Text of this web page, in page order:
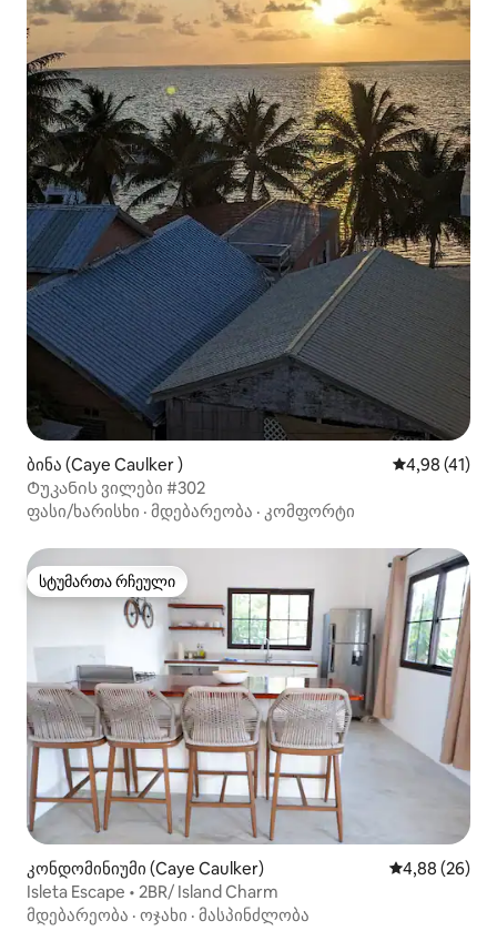
ბინა (Caye Caulker ) საშუალო
4,98 (41)
Ტუკანის ვილები #302
ფასი/ხარისხი · მდებარეობა · კომფორტი
სტუმართა რჩეული
სტუმართა რჩეული
კონდომინიუმი (Caye Caulker) საშუალო
4,88 (26)
Isleta Escape • 2BR/ Island Charm
მდებარეობა · ოჯახი · მასპინძლობა